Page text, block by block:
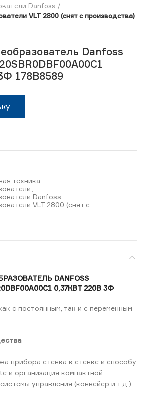
Danfoss
VLT 2800 (снят с производства)
Danfoss
178B8589
техника
Danfoss
VLT 2800 (снят с
DANFOSS
0,37КВТ 220В 3Ф
с постоянным, так и с переменным
прибора стенка к стенке и способу
и организация компактной
управления (конвейер и т.д.).